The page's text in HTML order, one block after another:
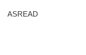
ASREAD